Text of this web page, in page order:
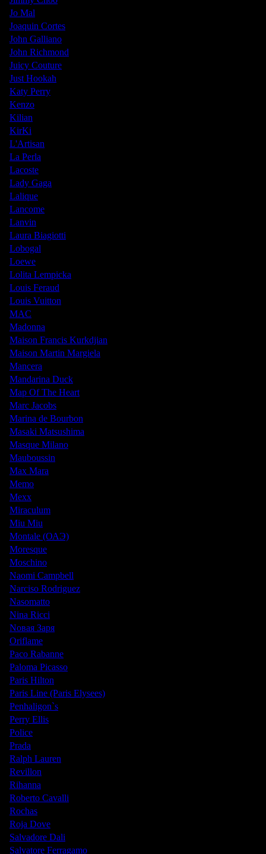
Jo Mal
Joaquin Cortes
John Galliano
John Richmond
Juicy Couture
Just Hookah
Katy Perry
Kenzo
Kilian
KirKi
L'Artisan
La Perla
Lacoste
Lady Gaga
Lalique
Lancome
Lanvin
Laura Biagiotti
Lobogal
Loewe
Lolita Lempicka
Louis Feraud
Louis Vuitton
MAC
Madonna
Maison Francis Kurkdjian
Maison Martin Margiela
Mancera
Mandarina Duck
Map Of The Heart
Marc Jacobs
Marina de Bourbon
Masaki Matsushima
Masque Milano
Mauboussin
Max Mara
Memo
Mexx
Miraculum
Miu Miu
Montale (ОАЭ)
Moresque
Moschino
Naomi Campbell
Narciso Rodriguez
Nasomatto
Nina Ricci
Nовая Заря
Oriflame
Paco Rabanne
Paloma Picasso
Paris Hilton
Paris Line (Paris Elysees)
Penhaligon`s
Perry Ellis
Police
Prada
Ralph Lauren
Revillon
Rihanna
Roberto Cavalli
Rochas
Roja Dove
Salvadore Dali
Salvatore Ferragamo